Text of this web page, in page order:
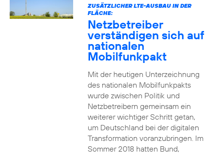
ZUSÄTZLICHER LTE-AUSBAU IN DER
FLÄCHE:
Netzbetreiber
verständigen sich auf
nationalen
Mobilfunkpakt
Mit der heutigen Unterzeichnung
des nationalen Mobilfunkpakts
wurde zwischen Politik und
Netzbetreibern gemeinsam ein
weiterer wichtiger Schritt getan,
um Deutschland bei der digitalen
Transformation voranzubringen. Im
Sommer 2018 hatten Bund,